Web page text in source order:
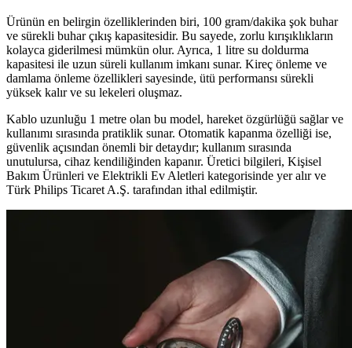
Ürünün en belirgin özelliklerinden biri, 100 gram/dakika şok buhar
ve sürekli buhar çıkış kapasitesidir. Bu sayede, zorlu kırışıklıkların
kolayca giderilmesi mümkün olur. Ayrıca, 1 litre su doldurma
kapasitesi ile uzun süreli kullanım imkanı sunar. Kireç önleme ve
damlama önleme özellikleri sayesinde, ütü performansı sürekli
yüksek kalır ve su lekeleri oluşmaz.
Kablo uzunluğu 1 metre olan bu model, hareket özgürlüğü sağlar ve
kullanımı sırasında pratiklik sunar. Otomatik kapanma özelliği ise,
güvenlik açısından önemli bir detaydır; kullanım sırasında
unutulursa, cihaz kendiliğinden kapanır. Üretici bilgileri, Kişisel
Bakım Ürünleri ve Elektrikli Ev Aletleri kategorisinde yer alır ve
Türk Philips Ticaret A.Ş. tarafından ithal edilmiştir.